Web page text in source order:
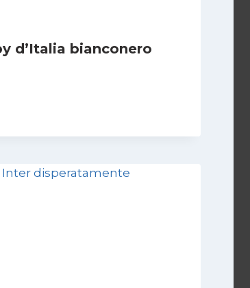
d’Italia bianconero